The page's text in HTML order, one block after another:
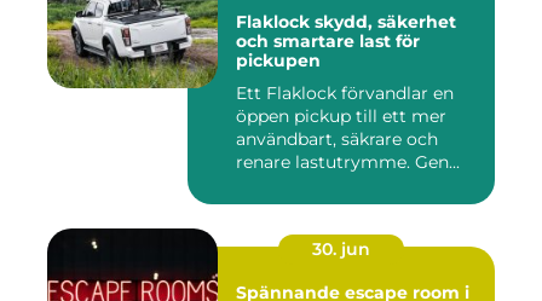
Flaklock skydd, säkerhet
och smartare last för
pickupen
Ett Flaklock förvandlar en
öppen pickup till ett mer
användbart, säkrare och
renare lastutrymme. Gen...
30. jun
Spännande escape room i